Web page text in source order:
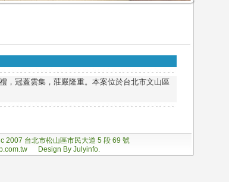
，冠蓋雲集，莊嚴隆重。本案位於台北市文山區
2007 台北市松山區市民大道 5 段 69 號
Design By Julyinfo.